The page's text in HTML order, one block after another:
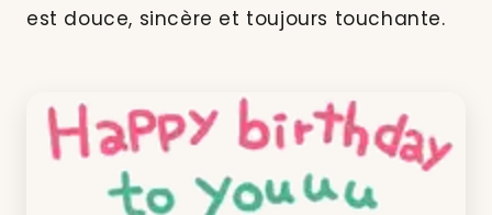
est douce, sincère et toujours touchante.